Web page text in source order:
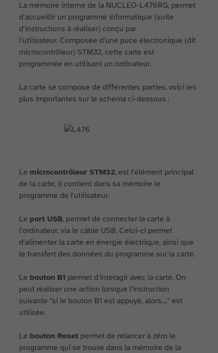
La mémoire interne de la NUCLEO-L476RG, permet
d'accueillir un programme informatique (suite
d'instructions à réaliser) conçu par
l'utilisateur. Composée d'une puce électronique (dit
microcontrôleur) STM32, cette carte est
programmée en utilisant un ordinateur.
La carte se compose de différentes parties, voici les
plus importantes sur le schéma ci-dessous :
Le microcontrôleur STM32, est l'élément principal
de la carte, il contient dans sa mémoire le
programme de l'utilisateur.
Le port USB, permet de connecter la carte à
l'ordinateur, via le câble USB. Celui-ci permet
d'alimenter la carte en énergie électrique, ainsi que
le transfert des données du programme sur la carte.
Le bouton B1 permet d'interagir avec la carte. On
peut réaliser une action lorsque l'instruction
suivante "si le bouton B1 est appuyé, alors...." est
utilisée.
Le bouton Reset permet de relancer à zéro le
programme qui se trouve dans la mémoire de la